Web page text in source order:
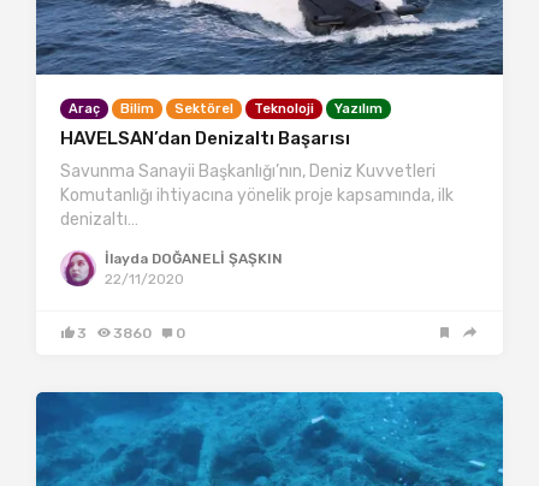
Araç Bilim Sektörel Teknoloji Yazılım
HAVELSAN’dan Denizaltı Başarısı
Savunma Sanayii Başkanlığı’nın, Deniz Kuvvetleri
Komutanlığı ihtiyacına yönelik proje kapsamında, ilk
denizaltı…
İlayda DOĞANELİ ŞAŞKIN
22/11/2020
3 3860 0